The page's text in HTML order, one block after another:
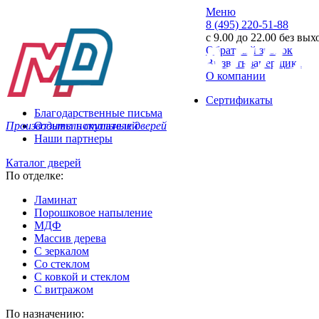
Производитель стальных дверей
Меню
8 (495) 220-51-88
с 9.00 до 22.00 без
Обратный звонок
Вызвать замерщика
О компании
Сертификаты
Благодарственные письма
Отзывы покупателей
Наши партнеры
Каталог дверей
По отделке:
Ламинат
Порошковое напыление
МДФ
Массив дерева
С зеркалом
Со стеклом
С ковкой и стеклом
С витражом
По назначению: